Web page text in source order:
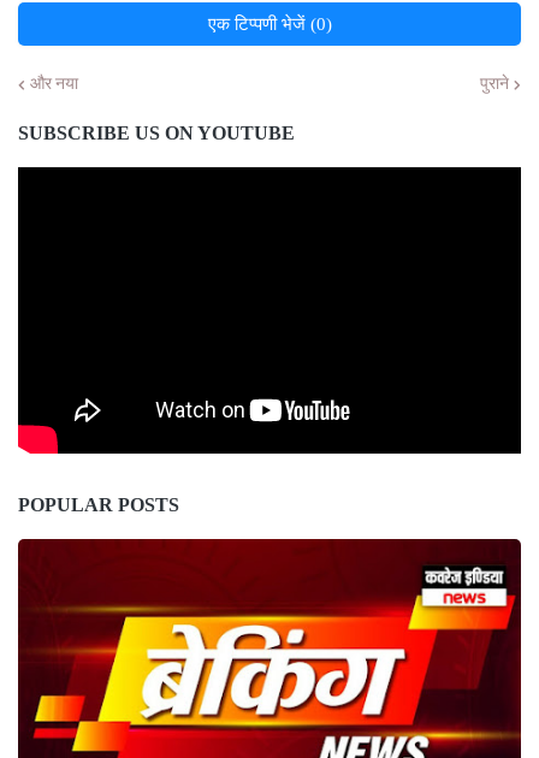
एक टिप्पणी भेजें (0)
और नया पुराने
SUBSCRIBE US ON YOUTUBE
POPULAR POSTS